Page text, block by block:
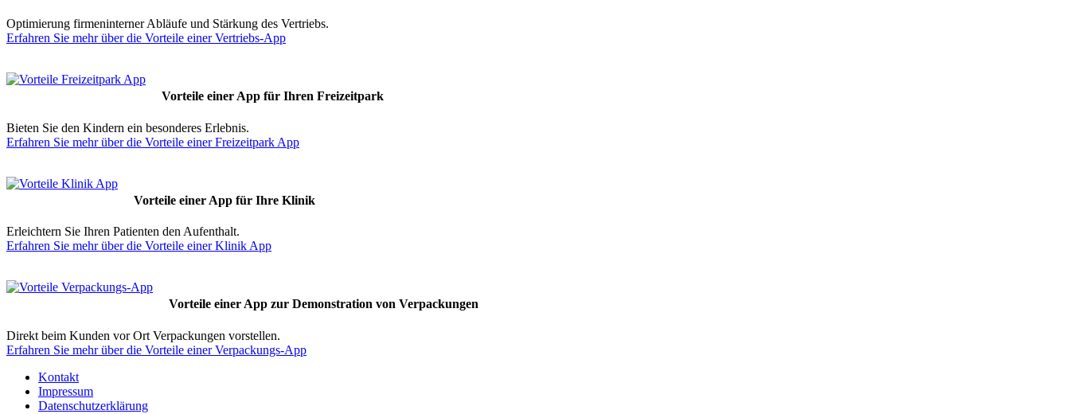
Optimierung firmeninterner Abläufe und Stärkung des Vertriebs.
Erfahren Sie mehr über die Vorteile einer Vertriebs-App
Vorteile einer App für Ihren Freizeitpark
Bieten Sie den Kindern ein besonderes Erlebnis.
Erfahren Sie mehr über die Vorteile einer Freizeitpark App
Vorteile einer App für Ihre Klinik
Erleichtern Sie Ihren Patienten den Aufenthalt.
Erfahren Sie mehr über die Vorteile einer Klinik App
Vorteile einer App zur Demonstration von Verpackungen
Direkt beim Kunden vor Ort Verpackungen vorstellen.
Erfahren Sie mehr über die Vorteile einer Verpackungs-App
Kontakt
Impressum
Datenschutzerklärung